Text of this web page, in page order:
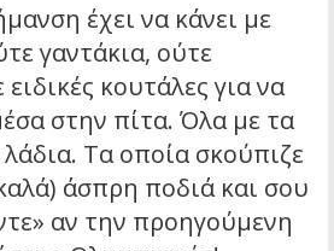
έχει να κάνει με
γαντάκια, ούτε
κουτάλες για να
στην πίτα. Όλα με τα
Τα οποία σκούπιζε
άσπρη ποδιά και σου
αν την προηγούμενη